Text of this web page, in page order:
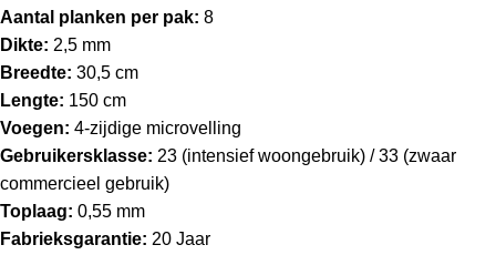
Aantal planken per pak: 8
Dikte: 2,5 mm
Breedte: 30,5 cm
Lengte: 150 cm
Voegen: 4-zijdige microvelling
Gebruikersklasse: 23 (intensief woongebruik) / 33 (zwaar
commercieel gebruik)
Toplaag: 0,55 mm
Fabrieksgarantie: 20 Jaar